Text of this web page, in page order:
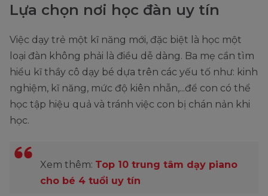
Lựa chọn nơi học đàn uy tín
Việc dạy trẻ một kĩ năng mới, đặc biệt là học một
loại đàn không phải là điều dễ dàng. Ba mẹ cần tìm
hiểu kĩ thầy cô dạy bé dựa trên các yếu tố như: kinh
nghiệm, kĩ năng, mức độ kiên nhẫn,...để con có thể
học tập hiệu quả và tránh việc con bị chán nản khi
học.
Xem thêm: Top 10 trung tâm dạy piano
cho bé 4 tuổi uy tín